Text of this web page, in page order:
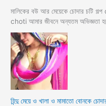
মালিকের বউ আর মেয়েকে চোদার
choti আমার জীবনে অন্যতম অভিজ্ঞতা
হিন্দু মেয়ে ও খালা ও মামাতো বোনকে